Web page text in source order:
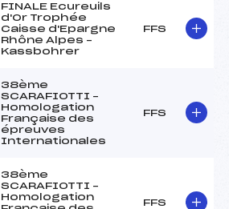
FINALE Ecureuils
d'Or Trophée
Caisse d'Epargne
Rhône Alpes –
Kassbohrer
FFS
38ème
SCARAFIOTTI –
Homologation
Française des
épreuves
Internationales
FFS
38ème
SCARAFIOTTI –
Homologation
FFS